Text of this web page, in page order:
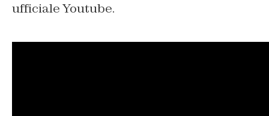
ufficiale Youtube.